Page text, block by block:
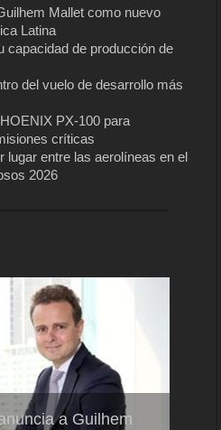
Mallet como nuevo
Latina
capacidad de producción de
del vuelo de desarrollo más
PX-100 para
críticas
lugar entre las aerolíneas en el
2026
a Guilhem
diez su